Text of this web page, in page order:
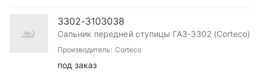
3302-3103038
Сальник передней ступицы ГАЗ-3302 (Corteco)
Производитель: Corteco
под заказ